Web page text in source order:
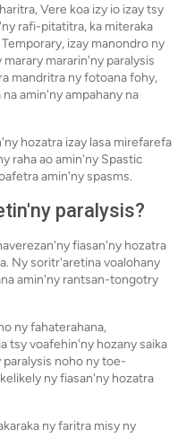
Vere koa izy io izay tsy
rafi-pitatitra, ka miteraka
izay manondro ny
mararin'ny paralysis
mandritra ny fotoana fohy,
amin'ny ampahany na
hozatra izay lasa mirefarefa
raha ao amin'ny Spastic
amin'ny spasms.
paralysis?
fiasan'ny hozatra
Ny soritr'aretina voalohany
amin'ny rantsan-tongotry
ny fahaterahana,
tsy voafehin'ny hozany saika
paralysis noho ny toe-
ny fiasan'ny hozatra
ny faritra misy ny